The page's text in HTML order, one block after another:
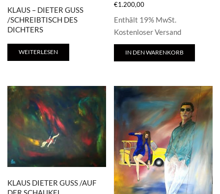
KLAUS – DIETER GUSS
/SCHREIBTISCH DES
DICHTERS
WEITERLESEN
€1.200,00
Enthält 19% MwSt.
Kostenloser Versand
IN DEN WARENKORB
KLAUS DIETER GUSS /AUF